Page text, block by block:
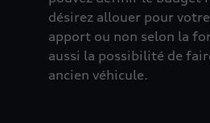
désirez allouer pour
apport ou non selon la
aussi la possibilité de
ancien véhicule.